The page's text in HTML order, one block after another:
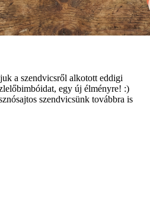
a szendvicsről alkotott eddigi
egy új élményre! :)
szendvicsünk továbbra is